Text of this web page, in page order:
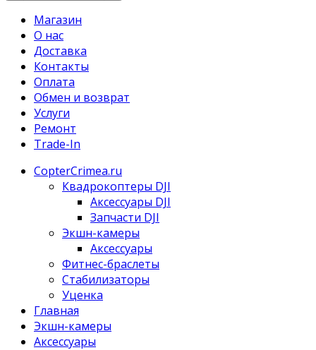
Магазин
О нас
Доставка
Контакты
Оплата
Обмен и возврат
Услуги
Ремонт
Trade-In
CopterCrimea.ru
Квадрокоптеры DJI
Аксессуары DJI
Запчасти DJI
Экшн-камеры
Аксессуары
Фитнес-браслеты
Стабилизаторы
Уценка
Главная
Экшн-камеры
Аксессуары